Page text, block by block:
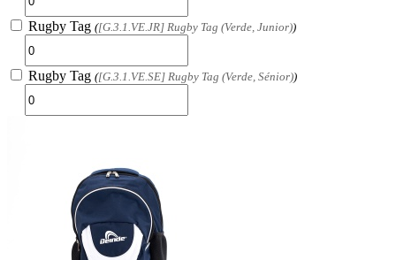
Rugby Tag ([G.3.1.VE.JR] Rugby Tag (Verde, Junior))
Rugby Tag ([G.3.1.VE.SE] Rugby Tag (Verde, Sénior))